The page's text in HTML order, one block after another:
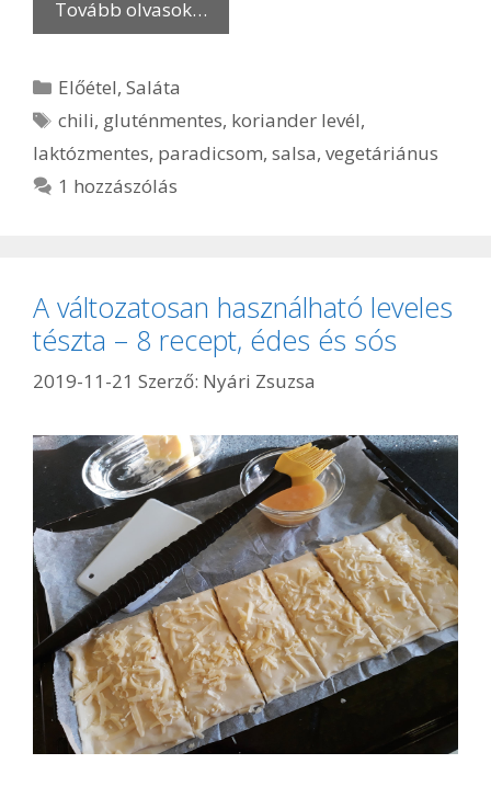
Tovább olvasok…
Kategória
Előétel,Saláta
Címkék
chili, gluténmentes, koriander levél,
laktózmentes, paradicsom, salsa, vegetáriánus
1 hozzászólás
A változatosan használható leveles
tészta – 8 recept, édes és sós
2019-11-21 Szerző: Nyári Zsuzsa